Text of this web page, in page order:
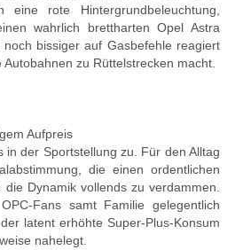
eine rote Hintergrundbeleuchtung,
wahrlich brettharten Opel Astra
bissiger auf Gasbefehle reagiert
zu Rüttelstrecken macht.
Aufpreis
in der Sportstellung zu. Für den Alltag
die einen ordentlichen
Dynamik vollends zu verdammen.
Fans samt Familie gelegentlich
latent erhöhte Super-Plus-Konsum
nahelegt.